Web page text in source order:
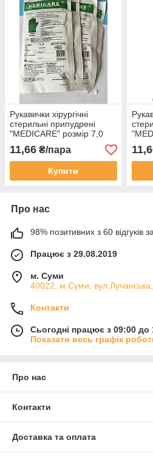
Рукавички хірургічні
стерильні припудрені
"MEDICARE" розмір 7,0
(50пар/уп)
11,66 ₴/пара
Купити
Про нас
98% позитивних з 60 відгуків
Працює з 29.08.2019
м. Суми
40022, м.Суми,
Контакти
Сьогодні працює з 09:00 до
Показати весь графік
Про нас
Контакти
Доставка та оплата